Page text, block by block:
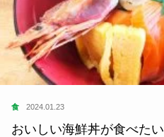
食 2024.01.23
おいしい海鮮丼が食べた